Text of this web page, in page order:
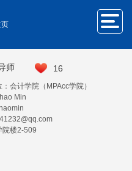
师 16
会计学院（MPAcc学院）
Min
院楼2-509